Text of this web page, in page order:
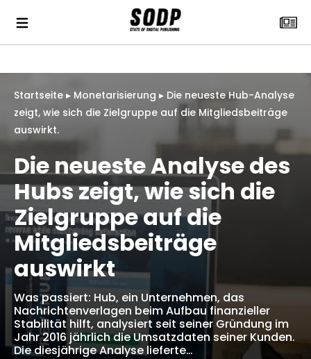
Startseite ▸ Monetarisierung ▸ Die neueste Hub-Analyse
zeigt, wie sich die Zielgruppe auf die Mitgliedsbeiträge
auswirkt.
Die neueste Analyse des
Hubs zeigt, wie sich die
Zielgruppe auf die
Mitgliedsbeiträge
auswirkt
Was passiert: Hub, ein Unternehmen, das
Nachrichtenverlagen beim Aufbau finanzieller
Stabilität hilft, analysiert seit seiner Gründung im
Jahr 2016 jährlich die Umsatzdaten seiner Kunden.
Die diesjährige Analyse lieferte…